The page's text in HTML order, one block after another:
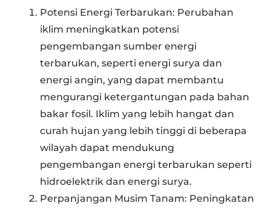
Potensi Energi Terbarukan: Perubahan
iklim meningkatkan potensi
pengembangan sumber energi
terbarukan, seperti energi surya dan
energi angin, yang dapat membantu
mengurangi ketergantungan pada bahan
bakar fosil. Iklim yang lebih hangat dan
curah hujan yang lebih tinggi di beberapa
wilayah dapat mendukung
pengembangan energi terbarukan seperti
hidroelektrik dan energi surya.
Perpanjangan Musim Tanam: Peningkatan